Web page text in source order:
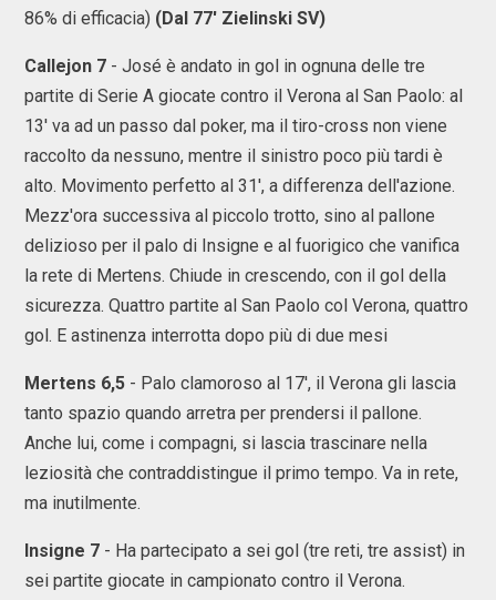
86% di efficacia) (Dal 77' Zielinski SV)
Callejon 7 - José è andato in gol in ognuna delle tre
partite di Serie A giocate contro il Verona al San Paolo: al
13' va ad un passo dal poker, ma il tiro-cross non viene
raccolto da nessuno, mentre il sinistro poco più tardi è
alto. Movimento perfetto al 31', a differenza dell'azione.
Mezz'ora successiva al piccolo trotto, sino al pallone
delizioso per il palo di Insigne e al fuorigico che vanifica
la rete di Mertens. Chiude in crescendo, con il gol della
sicurezza. Quattro partite al San Paolo col Verona, quattro
gol. E astinenza interrotta dopo più di due mesi
Mertens 6,5 - Palo clamoroso al 17', il Verona gli lascia
tanto spazio quando arretra per prendersi il pallone.
Anche lui, come i compagni, si lascia trascinare nella
leziosità che contraddistingue il primo tempo. Va in rete,
ma inutilmente.
Insigne 7 - Ha partecipato a sei gol (tre reti, tre assist) in
sei partite giocate in campionato contro il Verona.